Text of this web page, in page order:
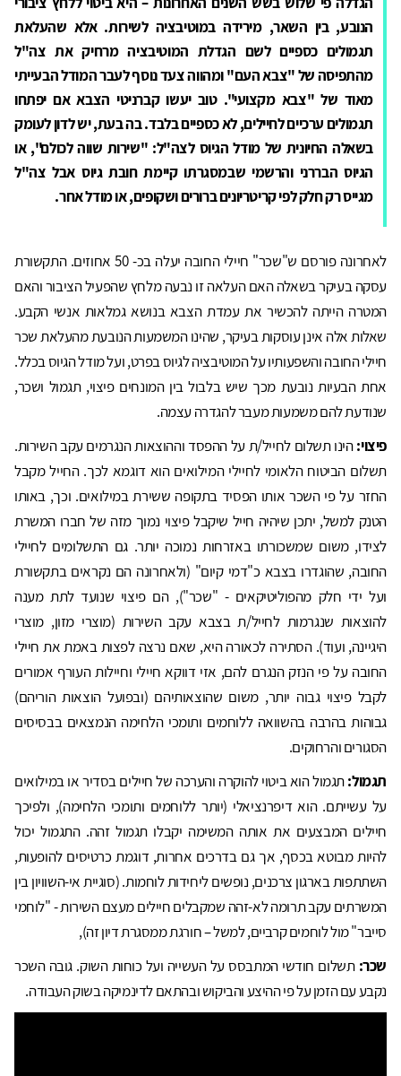
הנובע, בין השאר, מירידה במוטיבציה לשירות. אלא שהעלאת
תגמולים כספיים לשם הגדלת המוטיבציה מרחיק את צה"ל
מהתפיסה של "צבא העם" ומהווה צעד נוסף לעבר המודל הבעייתי
מאוד של "צבא מקצועי". טוב יעשו קברניטי הצבא אם יפתחו
תגמולים ערכיים לחיילים, לא כספיים בלבד. בה בעת, יש לדון לעומק
בשאלה החיונית של מודל הגיוס לצה"ל: "שירות שווה לכולם", או
הגיוס הבררני והרשמי שבמסגרתו קיימת חובת גיוס אבל צה"ל
מגייס רק חלק לפי קריטריונים ברורים ושקופים,או מודל אחר.
לאחרונה פורסם ש"שכר" חיילי החובה יעלה בכ- 50 אחוזים. התקשורת
עסקה בעיקר בשאלה האם העלאה זו נבעה מלחץ שהפעיל הציבור והאם
המטרה הייתה להכשיר את עמדת הצבא בנושא גמלאות אנשי הקבע.
שאלות אלה אינן עוסקות בעיקר, שהינו המשמעות הנובעת מהעלאת שכר
חיילי החובה והשפעותיו על המוטיבציה לגיוס בפרט, ועל מודל הגיוס בכלל.
אחת הבעיות נובעת מכך שיש בלבול בין המונחים פיצוי, תגמול ושכר,
שנודעת להם משמעות מעבר להגדרה עצמה.
פיצוי:הינו תשלום לחייל/ת על ההפסד וההוצאות הנגרמים עקב השירות.
תשלום הביטוח הלאומי לחיילי המילואים הוא דוגמא לכך. החייל מקבל
החזר על פי השכר אותו הפסיד בתקופה ששירת במילואים. וכך, באותו
הטנק למשל, יתכן שיהיה חייל שיקבל פיצוי נמוך מזה של חברו המשרת
לצידו, משום שמשכורתו באזרחות נמוכה יותר. גם התשלומים לחיילי
החובה, שהוגדרו בצבא כ"דמי קיום" (ולאחרונה הם נקראים בתקשורת
ועל ידי חלק מהפוליטיקאים - "שכר"), הם פיצוי שנועד לתת מענה
להוצאות שנגרמות לחייל/ת בצבא עקב השירות (מוצרי מזון, מוצרי
היגיינה, ועוד). הסתירה לכאורה היא, שאם נרצה לפצות באמת את חיילי
החובה על פי הנזק הנגרם להם, אזי דווקא חיילי וחיילות העורף אמורים
לקבל פיצוי גבוה יותר, משום שהוצאותיהם (ובפועל הוצאות הוריהם)
גבוהות בהרבה בהשוואה ללוחמים ותומכי הלחימה הנמצאים בבסיסים
הסגורים והרחוקים.
תגמול:תגמול הוא ביטוי להוקרה והערכה של חיילים בסדיר או במילואים
על עשייתם. הוא דיפרנציאלי (יותר ללוחמים ותומכי הלחימה), ולפיכך
חיילים המבצעים את אותה המשימה יקבלו תגמול זהה. התגמול יכול
להיות מבוטא בכסף, אך גם בדרכים אחרות, דוגמת כרטיסים להופעות,
השתתפות בארגון צרכנים, נופשים ליחידות לוחמות. (סוגיית אי-השוויון בין
המשרתים עקב תרומה לא-זהה שמקבלים חיילים מעצם השירות - "לוחמי
סייבר" מול לוחמים קרביים, למשל – חורגת ממסגרת דיון זה),
שכר: תשלום חודשי המתבסס על העשייה ועל כוחות השוק. גובה השכר
נקבע עם הזמן על פי ההיצע והביקוש ובהתאם לדינמיקה בשוק העבודה.